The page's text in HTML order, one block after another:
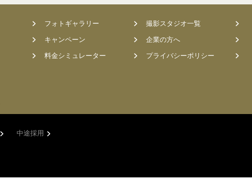
フォトギャラリー 撮影スタジオ一覧
キャンペーン 企業の方へ
料金シミュレーター プライバシーポリシー
中途採用